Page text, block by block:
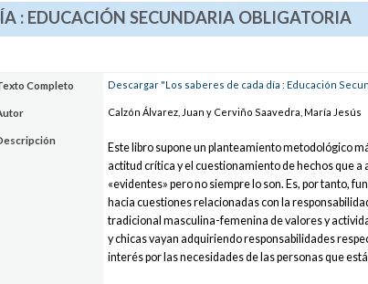
: EDUCACIÓN SECUNDARIA OBLIGATORIA
Completo Descargar "Los saberes de cada día : Educación
Calzón Álvarez, Juan y Cerviño Saavedra, María Jesús
Este libro supone un planteamiento metodológico
actitud crítica y el cuestionamiento de hechos que a
«evidentes» pero no siempre lo son. Es, por tanto,
hacia cuestiones relacionadas con la
tradicional masculina-femenina de valores y
y chicas vayan adquiriendo responsabilidades
interés por las necesidades de las personas que